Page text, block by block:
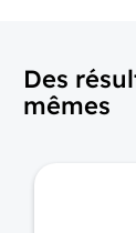
Des
mêmes